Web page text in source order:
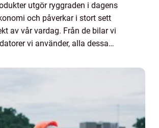
utgör ryggraden i dagens
och påverkar i stort sett
av vår vardag. Från de bilar vi
vi använder, alla dessa